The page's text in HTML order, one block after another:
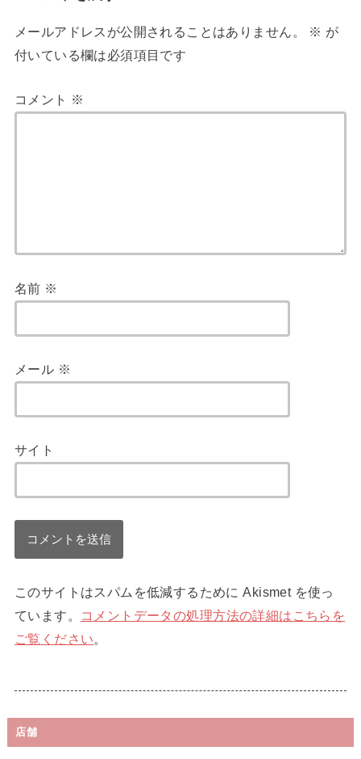
メールアドレスが公開されることはありません。 ※ が
付いている欄は必須項目です
コメント ※
名前 ※
メール ※
サイト
このサイトはスパムを低減するために Akismet を使っ
ています。
コメントデータの処理方法の詳細はこちらを
ご覧ください。
店舗